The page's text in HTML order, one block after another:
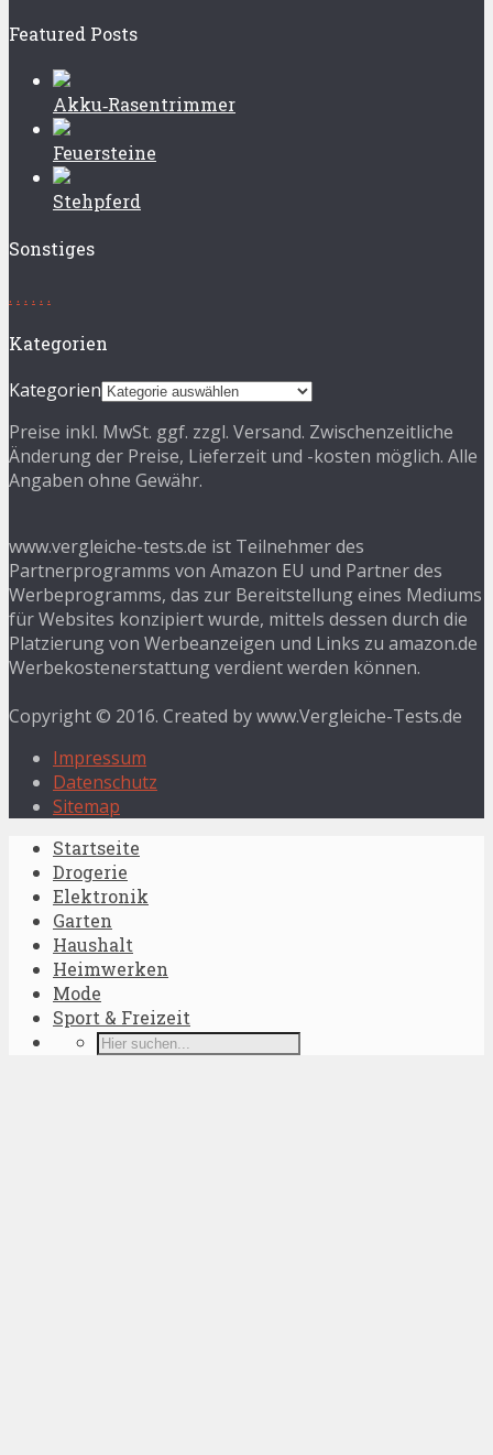
Featured Posts
Akku‑Rasentrimmer
Feuersteine
Stehpferd
Sonstiges
. . . . . .
Kategorien
Kategorien
Preise inkl. MwSt. ggf. zzgl. Versand. Zwischenzeitliche
Änderung der Preise, Lieferzeit und -kosten möglich. Alle
Angaben ohne Gewähr.
www.vergleiche-tests.de ist Teilnehmer des
Partnerprogramms von Amazon EU und Partner des
Werbeprogramms, das zur Bereitstellung eines Mediums
für Websites konzipiert wurde, mittels dessen durch die
Platzierung von Werbeanzeigen und Links zu amazon.de
Werbekostenerstattung verdient werden können.
Copyright © 2016. Created by www.Vergleiche-Tests.de
Impressum
Datenschutz
Sitemap
Startseite
Drogerie
Elektronik
Garten
Haushalt
Heimwerken
Mode
Sport & Freizeit